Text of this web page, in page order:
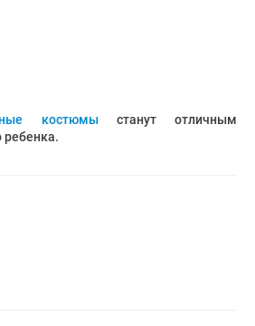
костюмыстанут отличным
ребенка.